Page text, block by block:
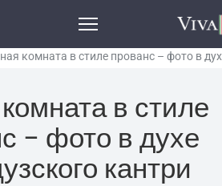
комната в стиле прованс – фото в
в стиле
– фото в духе
кантри